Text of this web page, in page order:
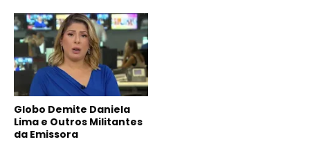
Globo Demite Daniela
Lima e Outros Militantes
da Emissora